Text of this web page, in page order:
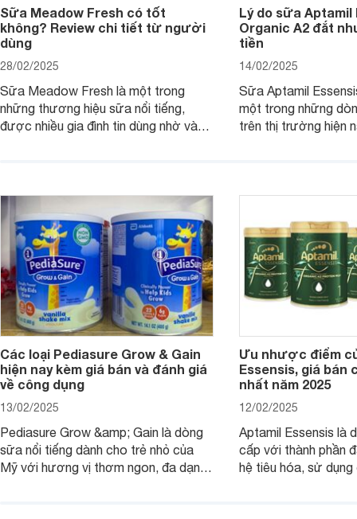
Sữa Meadow Fresh có tốt
không? Review chi tiết từ người
dùng
28/02/2025
Sữa Meadow Fresh là một trong
những thương hiệu sữa nổi tiếng,
được nhiều gia đình tin dùng nhờ vào
dưỡng có gì đặc biệt? Giá sữa
Meadow Fresh trên thị trường hiện
nay ra sao? Hãy cùng tìm hiểu ngay.
Lý do sữa Aptamil
Organic A2 đắt
tiền
14/02/2025
Sữa Aptamil
một trong những
trên thị trường hiện
hơn so với các
4 yếu tố sau.
Các loại Pediasure Grow & Gain
hiện nay kèm giá bán và đánh giá
về công dụng
13/02/2025
Pediasure Grow &amp; Gain là dòng
sữa nổi tiếng dành cho trẻ nhỏ của
Mỹ với hương vị thơm ngon, đa dạng
Ưu nhược điểm
Essensis, giá bán
nhất năm 2025
12/02/2025
Aptamil Essensis là
cấp với thành phần
hệ tiêu hóa, sử